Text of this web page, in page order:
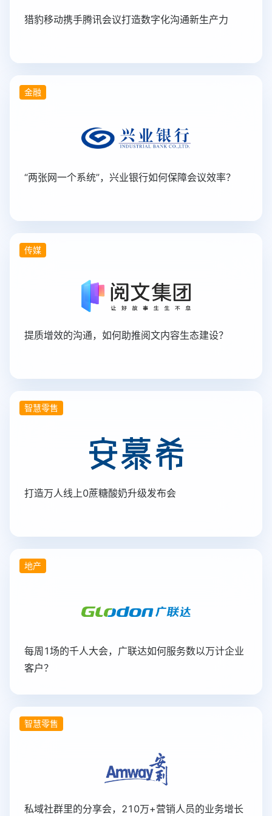
猎豹移动携手腾讯会议打造数字化沟通新生产力
金融
“两张网一个系统”，兴业银行如何保障会议效率？
传媒
提质增效的沟通，如何助推阅文内容生态建设？
智慧零售
打造万人线上0蔗糖酸奶升级发布会
地产
每周1场的千人大会，广联达如何服务数以万计企业
客户？
智慧零售
私域社群里的分享会，210万+营销人员的业务增长